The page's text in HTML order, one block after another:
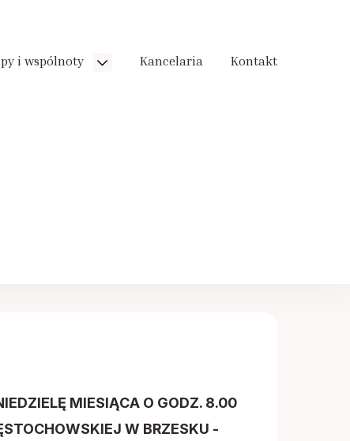
i wspólnoty Kancelaria Kontakt
MIESIĄCA O GODZ. 8.00
W BRZESKU -